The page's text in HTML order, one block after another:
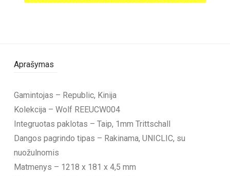
Aprašymas
Gamintojas – Republic, Kinija
Kolekcija – Wolf REEUCW004
Integruotas paklotas – Taip, 1mm Trittschall
Dangos pagrindo tipas – Rakinama, UNICLIC, su
nuožulnomis
Matmenys – 1218 x 181 x 4,5 mm